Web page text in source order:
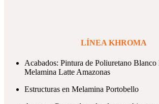
LÍNEA KHROMA
Acabados: Pintura de Poliuretano
Melamina Latte Amazonas
Estructuras en Melamina Portobello